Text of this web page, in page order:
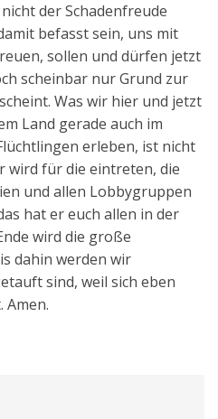
der Schadenfreude
befasst sein, uns mit
sollen und dürfen jetzt
scheinbar nur Grund zur
Was wir hier und jetzt
Land gerade auch im
erleben, ist nicht
wird für die eintreten, die
und allen Lobbygruppen
hat er euch allen in der
wird die große
dahin werden wir
sind, weil sich eben
Amen.